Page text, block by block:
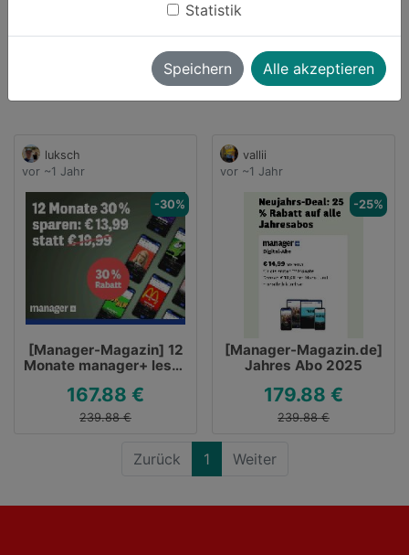
Statistik
Speichern Alle akzeptieren
2 Angebote
Direkt zum Anbieterlaunch
luksch
vor ~1 Jahr
-30%
[Manager-Magazin] 12
Monate manager+ lesen
167.88 €
239.88 €
vallii
vor ~1 Jahr
-25%
[Manager-Magazin.de]
Jahres Abo 2025
179.88 €
239.88 €
Zurück 1 Weiter